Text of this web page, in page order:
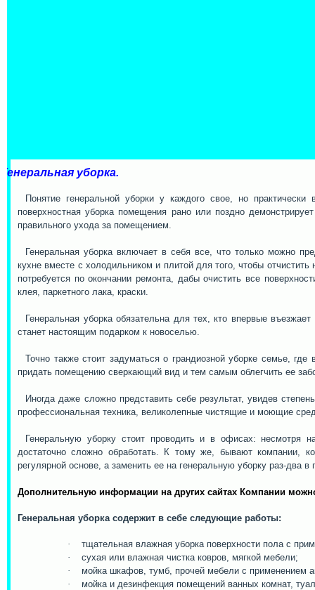
Генеральная уборка.
Понятие генеральной уборки у каждого свое, но
поверхностная уборка помещения рано или поздно
правильного ухода за помещением.
Генеральная уборка включает в себя все, что только можно
кухне вместе с холодильником и плитой для того, чтобы
потребуется по окончании ремонта, дабы очистить все
клея, паркетного лака, краски.
Генеральная уборка обязательна для тех, кто впервые
станет настоящим подарком к новоселью.
Точно также стоит задуматься о грандиозной уборке семье,
придать помещению сверкающий вид и тем самым облегчить ее
Иногда даже сложно представить себе результат, увидев
профессиональная техника, великолепные чистящие и моющие
Генеральную уборку стоит проводить и в офисах: несмотря
достаточно сложно обработать. К тому же, бывают компании,
регулярной основе, а заменить ее на генеральную уборку раз-два в
Дополнительную информации на других сайтах Компании
Генеральная уборка содержит в себе следующие работы:
·
тщательная влажная уборка поверхности пола с
·
сухая или влажная чистка ковров, мягкой мебели;
·
мойка шкафов, тумб, прочей мебели с применением
·
мойка и дезинфекция помещений ванных комнат,